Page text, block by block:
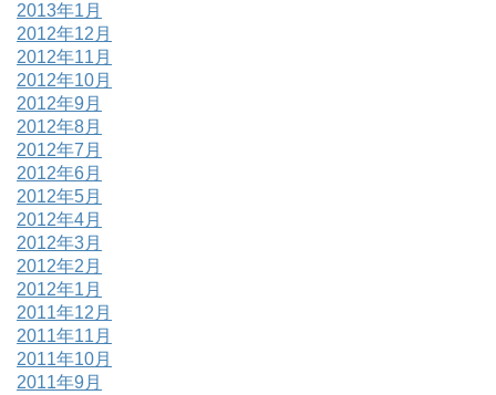
2013年1月
2012年12月
2012年11月
2012年10月
2012年9月
2012年8月
2012年7月
2012年6月
2012年5月
2012年4月
2012年3月
2012年2月
2012年1月
2011年12月
2011年11月
2011年10月
2011年9月